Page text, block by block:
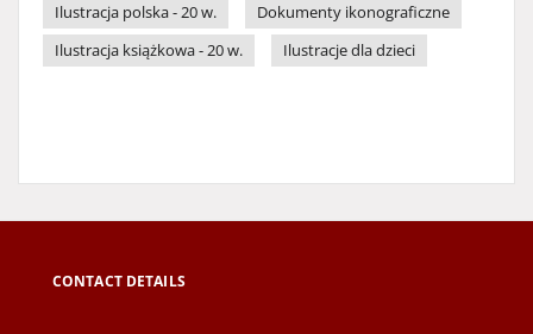
Ilustracja polska - 20 w.
Dokumenty ikonograficzne
Ilustracja książkowa - 20 w.
Ilustracje dla dzieci
CONTACT DETAILS